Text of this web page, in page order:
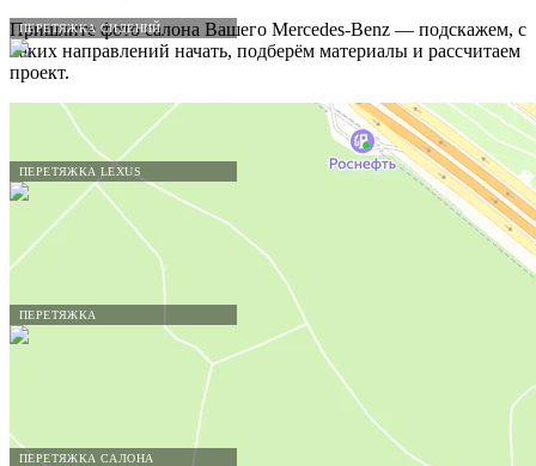
ПЕРЕТЯЖКА СИДЕНИЙ
ПЕРЕТЯЖКА LEXUS
ПЕРЕТЯЖКА
ПЕРЕТЯЖКА САЛОНА
Пришлите фото салона Вашего Mercedes-Benz — подскажем, с
каких направлений начать, подберём материалы и рассчитаем
проект.